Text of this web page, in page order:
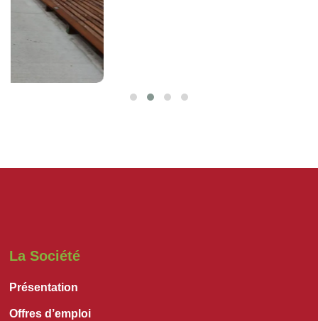
La Société
Présentation
Offres d’emploi